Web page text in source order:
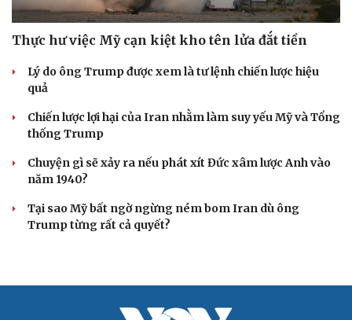
Thực hư việc Mỹ cạn kiệt kho tên lửa đắt tiền
Lý do ông Trump được xem là tư lệnh chiến lược hiệu
quả
Chiến lược lợi hại của Iran nhằm làm suy yếu Mỹ và Tổng
thống Trump
Chuyện gì sẽ xảy ra nếu phát xít Đức xâm lược Anh vào
năm 1940?
Tại sao Mỹ bất ngờ ngừng ném bom Iran dù ông
Trump từng rất cả quyết?